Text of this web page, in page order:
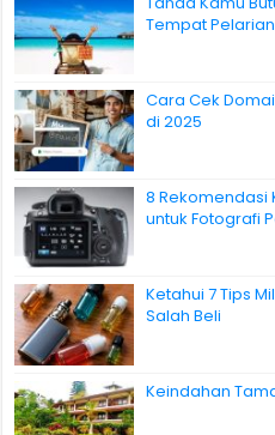
Tempat
Cara Cek
di 2025
8 Rekomendasi
untuk Fotografi
Ketahui 7 Tips
Salah Beli
Keindahan